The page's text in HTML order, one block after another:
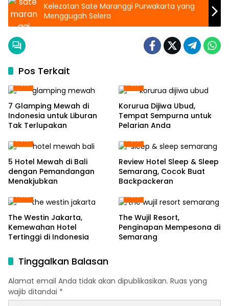
Kelezatan Sate Maranggi Purwakarta yang
Menggugah Selera
Pos Terkait
Hotel
7 Glamping Mewah di
Indonesia untuk Liburan
Tak Terlupakan
Hotel
Korurua Dijiwa Ubud,
Tempat Sempurna untuk
Pelarian Anda
Hotel
5 Hotel Mewah di Bali
dengan Pemandangan
Menakjubkan
Hotel
Review Hotel Sleep & Sleep
Semarang, Cocok Buat
Backpackeran
Hotel
The Westin Jakarta,
Kemewahan Hotel
Tertinggi di Indonesia
Hotel
The Wujil Resort,
Penginapan Mempesona di
Semarang
Tinggalkan Balasan
Alamat email Anda tidak akan dipublikasikan. Ruas yang
wajib ditandai *